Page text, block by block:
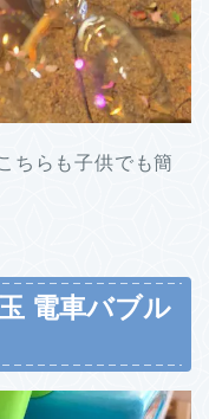
ちらも子供でも簡
電車バブル